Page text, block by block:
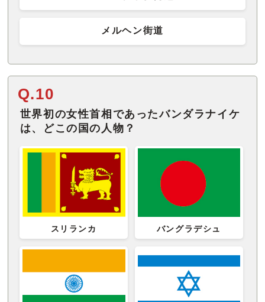
メルヘン街道
Q.10
世界初の女性首相であったバンダラナイケ
は、どこの国の人物？
スリランカ バングラデシュ